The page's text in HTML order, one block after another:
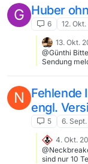
aber nur bei
mit der
kann weiß ich
G Huber
6 12.
13. Okt.
@Günthi
Sendung
N Fehlende
engl.
5 6.
4. Okt.
sind nur 10